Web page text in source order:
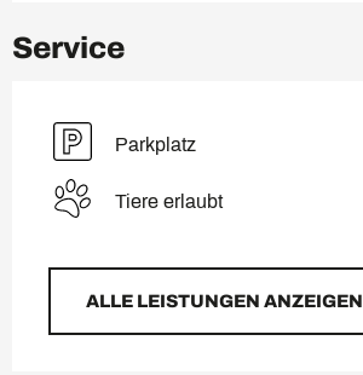
Service
Parkplatz
Tiere erlaubt
ALLE LEISTUNGEN ANZEIGEN